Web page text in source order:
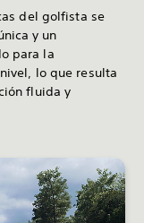
del golfista se
y un
para la
lo que resulta
fluida y